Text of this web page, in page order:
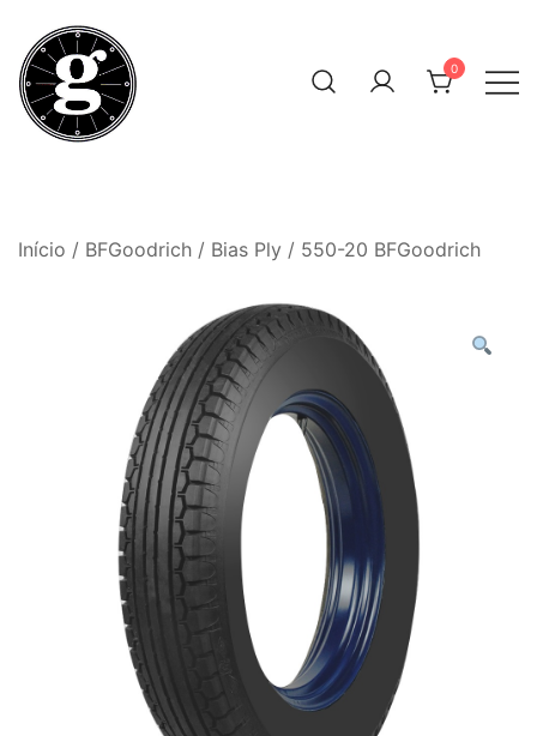
content
0
Início / BFGoodrich / Bias Ply / 550-20 BFGoodrich